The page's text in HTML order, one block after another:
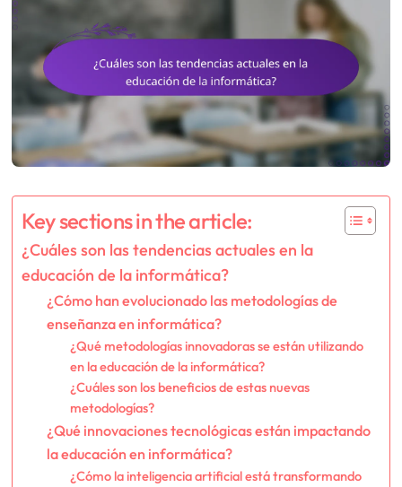
Key sections in the article:
¿Cuáles son las tendencias actuales en la
educación de la informática?
¿Cómo han evolucionado las metodologías de
enseñanza en informática?
¿Qué metodologías innovadoras se están utilizando
en la educación de la informática?
¿Cuáles son los beneficios de estas nuevas
metodologías?
¿Qué innovaciones tecnológicas están impactando
la educación en informática?
¿Cómo la inteligencia artificial está transformando